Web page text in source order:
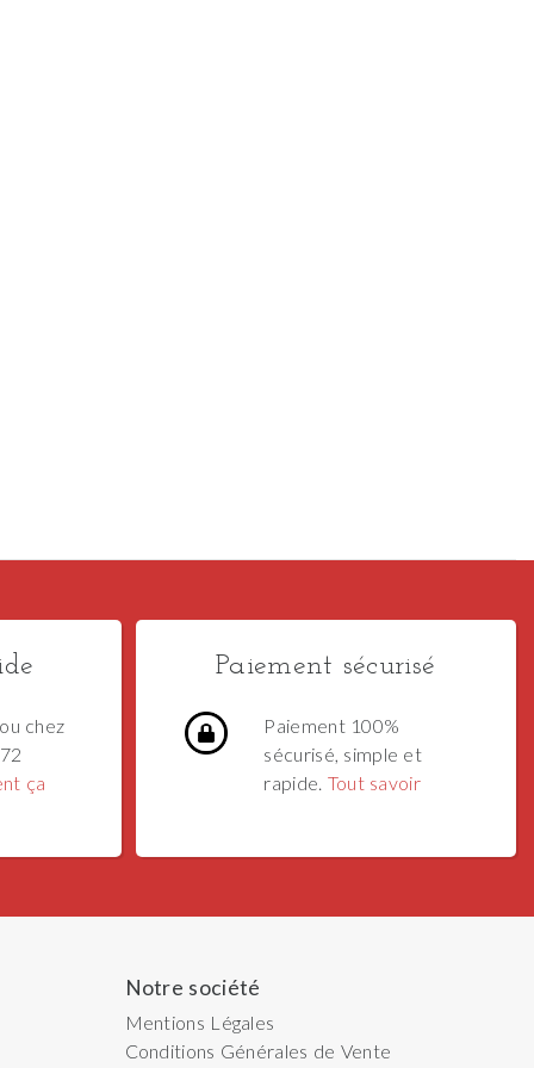
ou chez
ça
Paiement sécurisé
Paiement 100%
sécurisé, simple et
rapide. Tout savoir
Notre société
Mentions Légales
Conditions Générales de Vente